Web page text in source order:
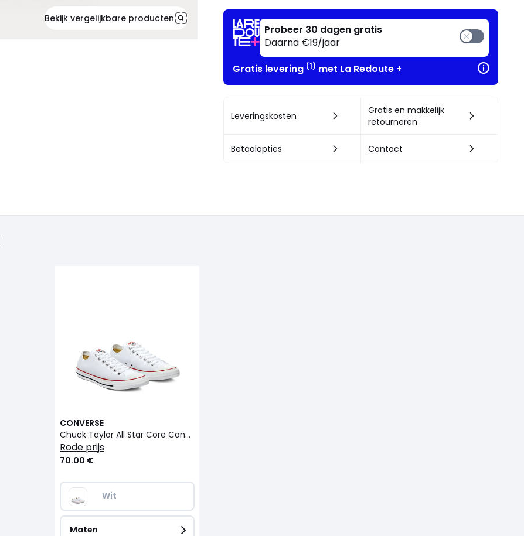
Bekijk vergelijkbare producten
Probeer 30 dagen gratis
Daarna €19/jaar
Gratis levering (1) met La Redoute +
Leveringskosten
Gratis en makkelijk
retourneren
Betaalopties Contact
CONVERSE
Chuck Taylor All Star Core Canvas Ox
rode prijs
70.00 €
Wit
Maten